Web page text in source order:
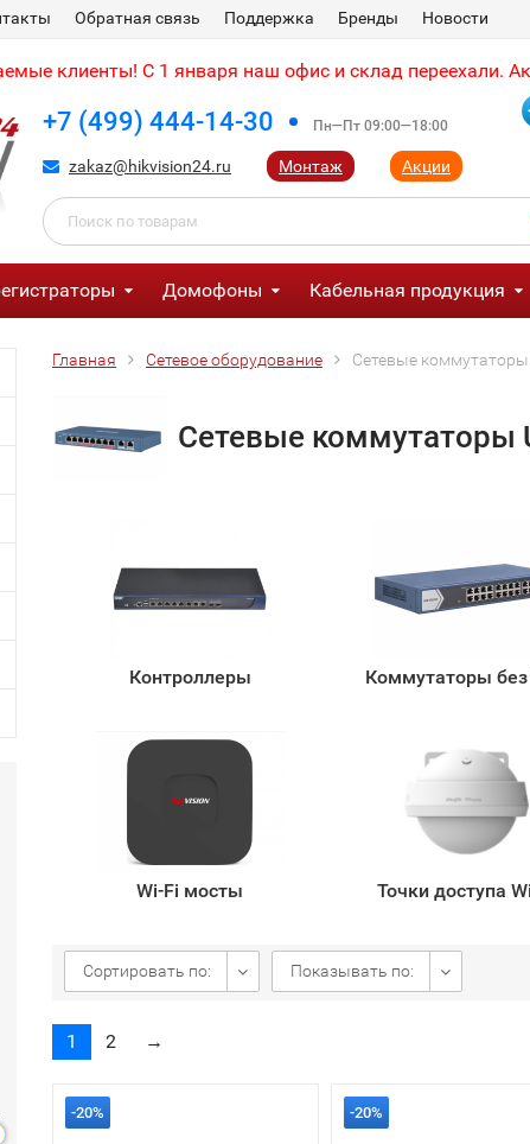
Обратная связь Поддержка Бренды Новости
клиенты! С 1 января наш офис и склад переехали.
+7 (499) 444-14-30 Пн—Пт 09:00—18:00
zakaz@hikvision24.ru Монтаж Акции
Домофоны Кабельная продукция
Главная Сетевое оборудование Сетевые коммутаторы
Сетевые коммутаторы
Контроллеры Коммутаторы без
Wi-Fi мосты Точки доступа
Сортировать по: Показывать по:
1 2 →
-20% -20%